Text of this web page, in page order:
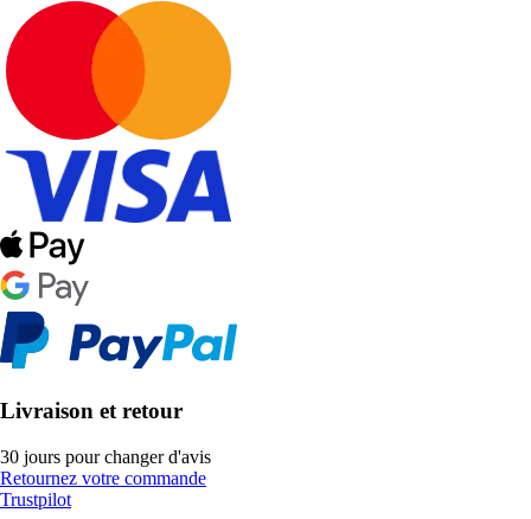
Livraison et retour
30 jours pour changer d'avis
Retournez votre commande
Trustpilot